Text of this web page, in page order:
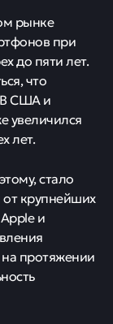
рынке
при
до пяти лет.
что
В США и
увеличился
лет.
стало
крупнейших
и
протяжении